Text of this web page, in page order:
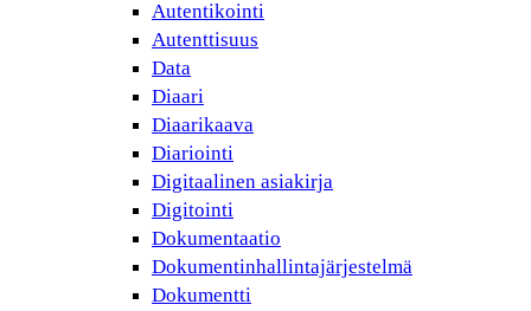
Autentikointi
Autenttisuus
Data
Diaari
Diaarikaava
Diariointi
Digitaalinen asiakirja
Digitointi
Dokumentaatio
Dokumentinhallintajärjestelmä
Dokumentti